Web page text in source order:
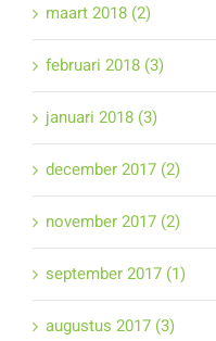
maart 2018 (2)
februari 2018 (3)
januari 2018 (3)
december 2017 (2)
november 2017 (2)
september 2017 (1)
augustus 2017 (3)